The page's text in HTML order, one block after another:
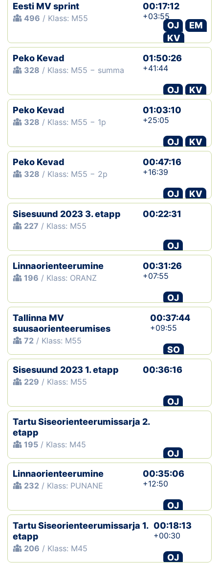
Eesti MV sprint
496 / Klass: M55
00:17:12
+03:55
OJ
EM
KV
Peko Kevad
328 / Klass: M55 − summa
01:50:26
+41:44
OJ
KV
Peko Kevad
328 / Klass: M55 − 1p
01:03:10
+25:05
OJ
KV
Peko Kevad
328 / Klass: M55 − 2p
00:47:16
+16:39
OJ
KV
Sisesuund 2023 3. etapp
227 / Klass: M55
00:22:31
OJ
Linnaorienteerumine
196 / Klass: ORANZ
00:31:26
+07:55
OJ
Tallinna MV
suusaorienteerumises
72 / Klass: M55
00:37:44
+09:55
SO
Sisesuund 2023 1. etapp
229 / Klass: M55
00:36:16
OJ
Tartu Siseorienteerumissarja 2.
etapp
195 / Klass: M45
OJ
Linnaorienteerumine
232 / Klass: PUNANE
00:35:06
+12:50
OJ
Tartu Siseorienteerumissarja 1.
etapp
206 / Klass: M45
00:18:13
+00:30
OJ